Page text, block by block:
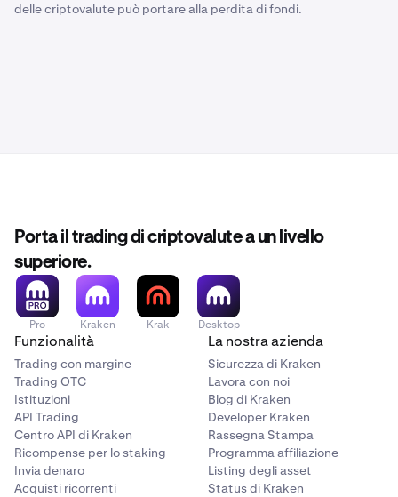
delle criptovalute può portare alla perdita di fondi.
Porta il trading di criptovalute a un livello
superiore.
Pro Kraken Krak Desktop
Funzionalità
Trading con margine
Trading OTC
Istituzioni
API Trading
Centro API di Kraken
Ricompense per lo staking
Invia denaro
Acquisti ricorrenti
La nostra azienda
Sicurezza di Kraken
Lavora con noi
Blog di Kraken
Developer Kraken
Rassegna Stampa
Programma affiliazione
Listing degli asset
Status di Kraken